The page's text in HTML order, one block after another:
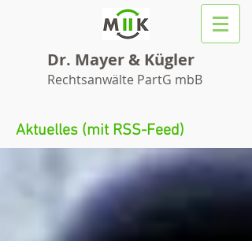
Dr. Mayer & Kügler
Rechtsanwälte PartG mbB
Aktuelles (mit RSS-Feed)